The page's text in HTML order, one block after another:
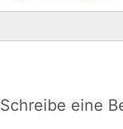
Schreibe eine